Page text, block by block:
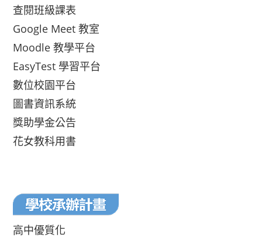
查閱班級課表
Google Meet 教室
Moodle 教學平台
EasyTest 學習平台
數位校園平台
圖書資訊系統
獎助學金公告
花女教科用書
高中優質化